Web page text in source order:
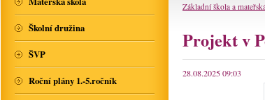
Základní škola a
Projekt v
28.08.2025 09:03
Školní družina
ŠVP
Roční plány 1.-5.ročník